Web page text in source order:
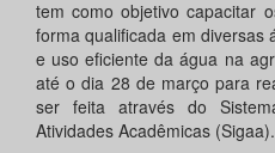
tem como objetivo capacitar
forma qualificada em diversas
e uso eficiente da água na
até o dia 28 de março para
ser feita através do
Atividades Acadêmicas (Sigaa).